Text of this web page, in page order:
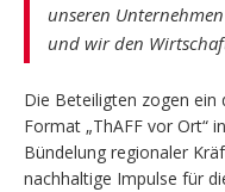
unseren
und wir den
Die Beteiligten zogen ein
Format „ThAFF vor Ort“
Bündelung regionaler
nachhaltige Impulse für